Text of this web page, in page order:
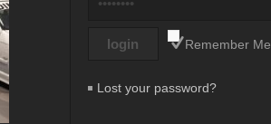
Remember Me
Lost your password?